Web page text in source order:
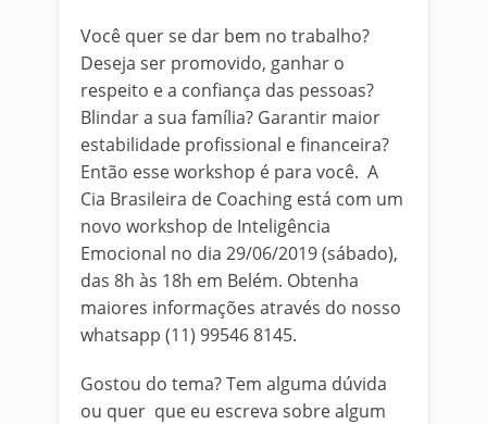
Você quer se dar bem no trabalho?
Deseja ser promovido, ganhar o
respeito e a confiança das pessoas?
Blindar a sua família? Garantir maior
estabilidade profissional e financeira?
Então esse workshop é para você. A
Cia Brasileira de Coaching está com um
novo workshop de Inteligência
Emocional no dia 29/06/2019 (sábado),
das 8h às 18h em Belém. Obtenha
maiores informações através do nosso
whatsapp (11) 99546 8145.
Gostou do tema? Tem alguma dúvida
ou quer que eu escreva sobre algum